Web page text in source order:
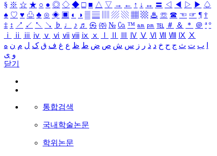
§ ※ ☆ ★ ○ ● ◎ ◇ ◆ □ ■ △ ▽ → ← ↑ ↓ ↔ 〓 ◁ ◀ ▷ ▶ ♤
♠ ♡ ♥ ♧ ♣ ⊙ ◈ ▣ ◐ ◑ ▒ ▤ ▨ ▧ ▦ ▩ ♨ ☏ ☎ ☜ ☞ ¶ †
‡ ↕ ↗ ↙ ↖ ↘ ♭ ♩ ♪ ♬ ㉿ ㈜ № ㏇ ™ ㏂ ㏘ ℡ ＃ ＆ ＊ ＠ ª º
ⅰ
ⅱ ⅲ ⅳ ⅴ ⅵ ⅶ ⅷ ⅸ ⅹ Ⅳ Ⅴ Ⅵ Ⅶ Ⅷ Ⅸ Ⅹ
ب ت ث ج ح خ د ذ ر ز س ش ص ض ط ظ ع غ ف ق ک ل م ن ه
و ی
닫기
통합검색
국내학술논문
학위논문